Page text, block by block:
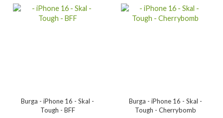
Burga - iPhone 16 - Skal -
Tough - BFF
Burga - iPhone 16 - Skal -
Tough - Cherrybomb